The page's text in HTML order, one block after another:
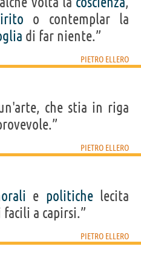
o contemplar la
di far niente.”
PIETRO ELLERO
che stia in riga
PIETRO ELLERO
e politichelecita
a capirsi.”
PIETRO ELLERO